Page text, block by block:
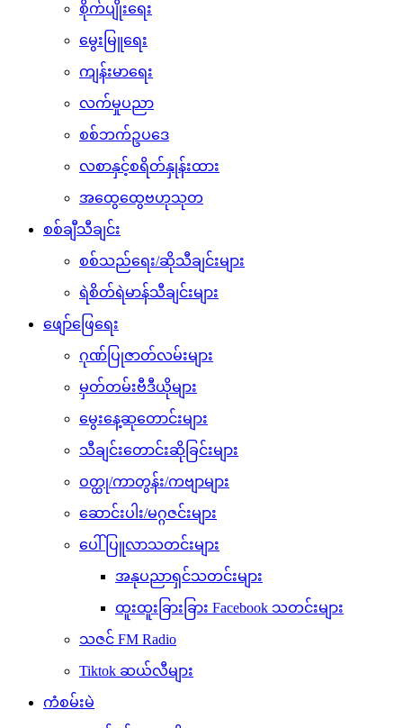
စိုက်ပျိုးရေး
မွေးမြူရေး
ကျန်းမာရေး
လက်မှုပညာ
စစ်ဘက်ဥပဒေ
လစာနှင့်စရိတ်နှုန်းထား
အထွေထွေဗဟုသုတ
စစ်ချီသီချင်း
စစ်သည်ရေး/ဆိုသီချင်းများ
ရဲစိတ်ရဲမာန်သီချင်းများ
ဖျော်ဖြေရေး
ဂုဏ်ပြုဇာတ်လမ်းများ
မှတ်တမ်းဗီဒီယိုများ
မွေးနေ့ဆုတောင်းများ
သီချင်းတောင်းဆိုခြင်းများ
ဝတ္ထု/ကာတွန်း/ကဗျာများ
ဆောင်းပါး/မဂ္ဂဇင်းများ
ပေါ်ပြူလာသတင်းများ
အနုပညာရှင်သတင်းများ
ထူးထူးခြားခြား Facebook သတင်းများ
သဇင် FM Radio
Tiktok ဆယ်လီများ
ကံစမ်းမဲ